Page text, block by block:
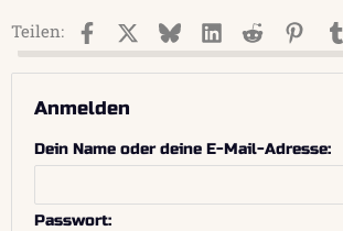
Teilen: FacebookX (Twitter)
BlueskyLinkedIn
Reddit
Anmelden
Dein Name oder deine E-Mail-Adresse
Passwort